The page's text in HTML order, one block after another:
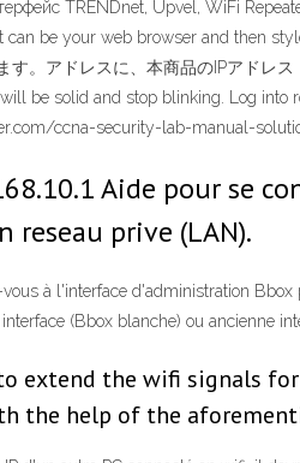
TRENDnet, Upvel, WiFi
can be your web browser and then
す。アドレスに、本商品のIPアドレ
be solid and stop blinking. Log into
ccna-security-lab-manual-
Aide pour se
reseau prive (LAN).
à l'interface d'administration
(Bbox blanche) ou ancienne
extend the wifi signals
the help of the